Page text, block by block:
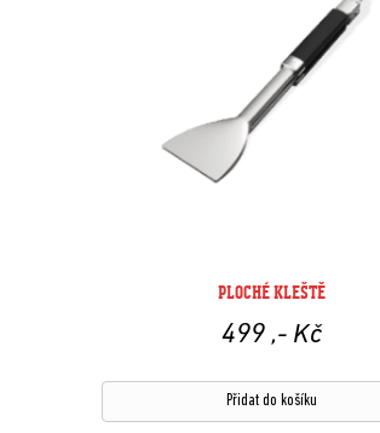
PLOCHÉ KLEŠTĚ
499 ,- Kč
Přidat do košíku